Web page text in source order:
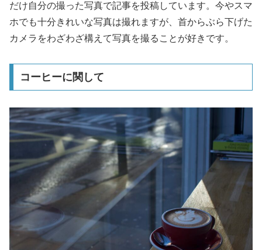
だけ自分の撮った写真で記事を投稿しています。今やスマ
ホでも十分きれいな写真は撮れますが、首からぶら下げた
カメラをわざわざ構えて写真を撮ることが好きです。
コーヒーに関して